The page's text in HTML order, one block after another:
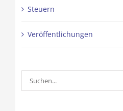
Steuern
Veröffentlichungen
Suche
nach: